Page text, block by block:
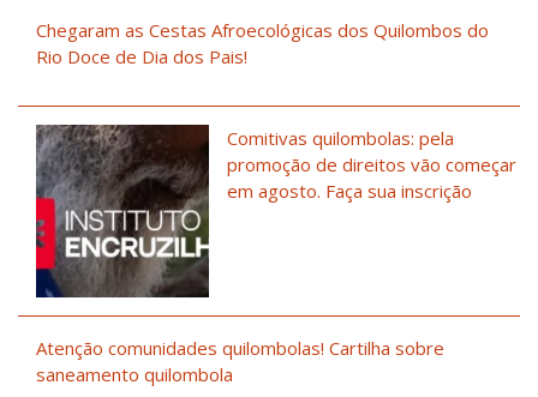
Chegaram as Cestas Afroecológicas dos Quilombos do
Rio Doce de Dia dos Pais!
Comitivas quilombolas: pela
promoção de direitos vão começar
em agosto. Faça sua inscrição
Atenção comunidades quilombolas! Cartilha sobre
saneamento quilombola